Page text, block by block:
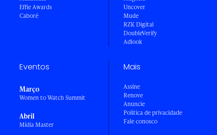
Effie Awards
Caboré
Uncover
Mude
RZK Digital
DoubleVerify
Adlook
Eventos
Março
Women to Watch Summit
Abril
Mídia Master
Mais
Assine
Renove
Anuncie
Política de privacidade
Fale conosco